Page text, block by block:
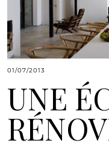
01/07/2013
UNE